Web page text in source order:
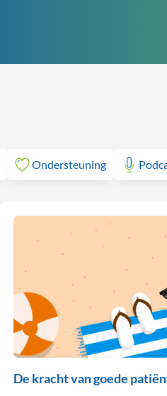
Ondersteuning
De kracht van goede